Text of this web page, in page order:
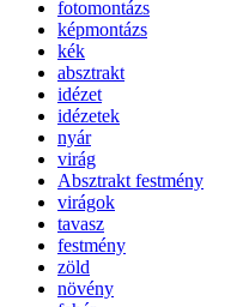
fotomontázs
képmontázs
kék
absztrakt
idézet
idézetek
nyár
virág
Absztrakt festmény
virágok
tavasz
festmény
zöld
növény